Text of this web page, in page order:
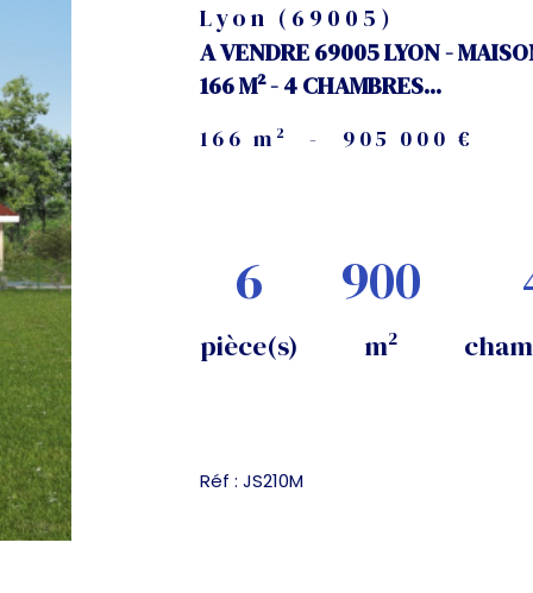
Lyon (69005)
A VENDRE 69005 LYON -
166 M² - 4 CHAMBRES...
166 m² - 905 000 €
6
pièce(s)
900
m²
Réf : JS210M